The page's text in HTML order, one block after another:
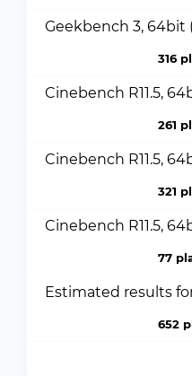
Geekbench 3, 64bit
316
Cinebench R11.5,
261
Cinebench R11.5,
321
Cinebench R11.5,
77
Estimated results
652